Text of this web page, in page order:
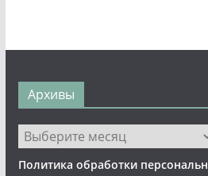
Архивы
Архивы
Политика обработки